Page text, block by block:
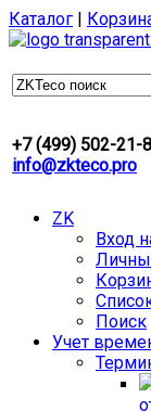
Каталог |
+7 (499) 502-
info@zkteco.pro
ZK
Вход
Поиск
Учет